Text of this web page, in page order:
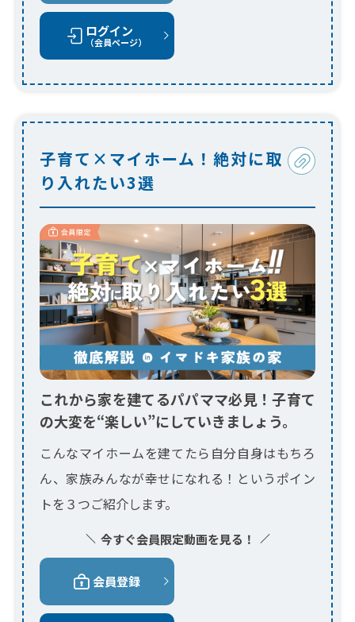
ログイン
（会員ページ）
子育て×マイホーム！絶対に取
り入れたい3選
これから家を建てるパパママ必見！子育て
の大変を“楽しい”にしていきましょう。
こんなマイホームを建てたら自分自身はもちろ
ん、家族みんなが幸せになれる！というポイン
トを３つご紹介します。
今すぐ会員限定動画を見る！
会員登録